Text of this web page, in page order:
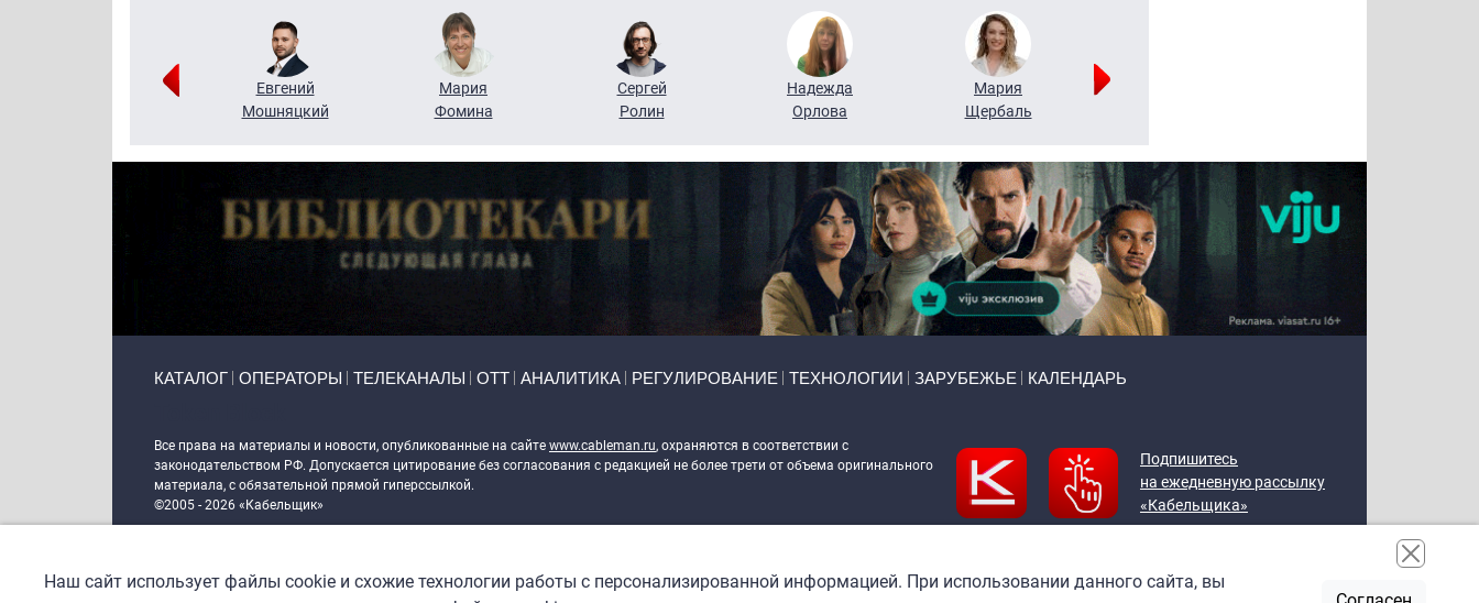
Евгений
Мошняцкий
Мария
Фомина
Сергей
Ролин
Надежда
Орлова
Мария
Щербаль
КАТАЛОГ ОПЕРАТОРЫ ТЕЛЕКАНАЛЫ ОТТ АНАЛИТИКА РЕГУЛИРОВАНИЕ ТЕХНОЛОГИИ ЗАРУБЕЖЬЕ КАЛЕНДАРЬ
Все права на материалы и новости, опубликованные на сайте www.cableman.ru, охраняются в соответствии с
законодательством РФ. Допускается цитирование без согласования с редакцией не более трети от объема оригинального
материала, с обязательной прямой гиперссылкой.
©2005 - 2026 «Кабельщик»
DrupalCoder — поддержка сайта c 2017 года
Подпишитесь
на ежедневную рассылку
«Кабельщика»
Наш сайт использует файлы cookie и схожие технологии работы с персонализированной информацией. При использовании данного сайта, вы